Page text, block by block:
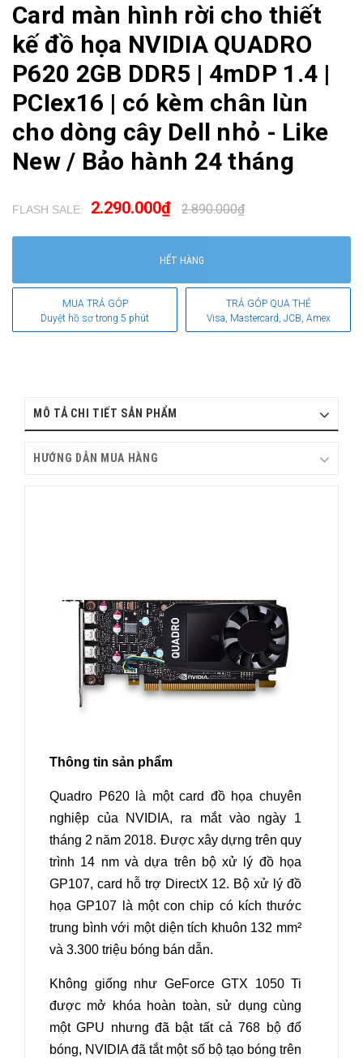
Card màn hình rời cho thiết
kế đồ họa NVIDIA QUADRO
P620 2GB DDR5 | 4mDP 1.4 |
PCIex16 | có kèm chân lùn
cho dòng cây Dell nhỏ - Like
New / Bảo hành 24 tháng
FLASH SALE: 2.290.000₫ 2.890.000₫
HẾT HÀNG
MUA TRẢ GÓP
Duyệt hồ sơ trong 5 phút
TRẢ GÓP QUA THẺ
Visa, Mastercard, JCB, Amex
MÔ TẢ CHI TIẾT SẢN PHẨM
HƯỚNG DẪN MUA HÀNG
Thông tin sản phẩm
Quadro P620 là một card đồ họa chuyên
nghiệp của NVIDIA, ra mắt vào ngày 1
tháng 2 năm 2018. Được xây dựng trên quy
trình 14 nm và dựa trên bộ xử lý đồ họa
GP107, card hỗ trợ DirectX 12. Bộ xử lý đồ
họa GP107 là một con chip có kích thước
trung bình với một diện tích khuôn 132 mm²
và 3.300 triệu bóng bán dẫn.
Không giống như GeForce GTX 1050 Ti
được mở khóa hoàn toàn, sử dụng cùng
một GPU nhưng đã bật tất cả 768 bộ đổ
bóng, NVIDIA đã tắt một số bộ tạo bóng trên